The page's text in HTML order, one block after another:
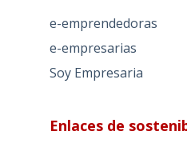
e-emprendedoras
e-empresarias
Soy Empresaria
Enlaces de